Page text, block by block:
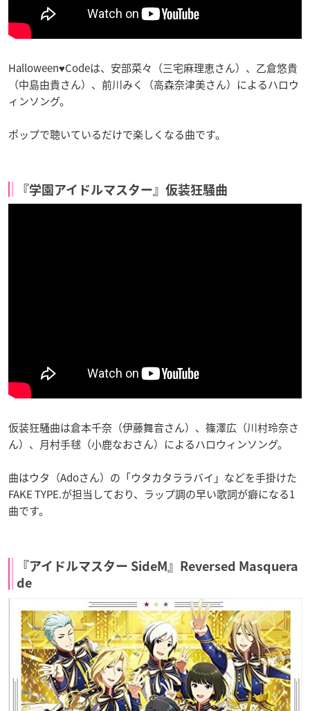
Halloween♥Codeは、安部菜々（三宅麻理恵さん）、乙倉悠貴
（中島由貴さん）、前川みく（高森奈津美さん）によるハロウ
ィンソング。
ポップで聴いているだけで楽しくなる曲です。
『学園アイドルマスター』仮装狂騒曲
仮装狂騒曲は倉本千奈（伊藤舞音さん）、篠澤広（川村玲奈さ
ん）、月村手毬（小鹿なおさん）によるハロウィンソング。
曲はウタ（Adoさん）の「ウタカタララバイ」などを手掛けた
FAKE TYPE.が担当しており、ラップ調の早い歌詞が癖になる1
曲です。
『アイドルマスター SideM』Reversed Masquera
de